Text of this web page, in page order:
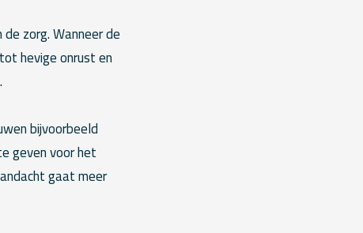
zorg. Wanneer de
hevige onrust en
bijvoorbeeld
geven voor het
gaat meer